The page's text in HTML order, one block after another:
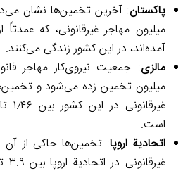
پاکستان: آخرین تخمین‌ها نشان
میلیون مهاجر غیرقانونی، که عمدتاً
آمده‌اند، در این کشور زندگی می‌کنند.
مالزی
میلیون تخمین زده می‌شود و تخمین‌ها
است.
اتحادیة اروپا: تخمین‌ها حاکی از آن